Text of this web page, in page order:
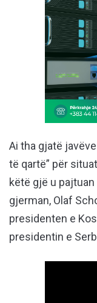
Ai tha gjatë
të qartë” për
këtë gjë u
gjerman, Olaf
presidenten e
presidentin e